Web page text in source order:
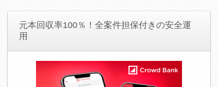
元本回収率100％！全案件担保付きの安全運
用